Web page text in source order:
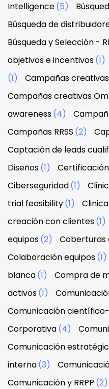
Intelligence(5)
Búsqueda de
Búsqueda y Selección -
objetivos e incentivos(1)
(1)
Campañas
Campañas creativas
awareness(4)
Campañas RRSS (2)
Captación de leads
Diseños(1)
Ciberseguridad(1)
trial feasibility(1)
creación con clientes(1)
equipos(2) Coberturas
Colaboración equipos(1)
blanca(1) Compra de
activos(1)
Comunicación
Corporativa(4)
Comunicación
interna(3)
Comunicación y RRPP (2)